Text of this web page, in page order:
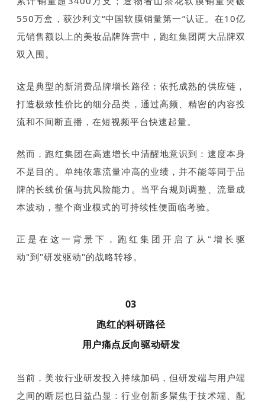
550万盒，获沙利文“中国软膜销量第一”认证。在10亿
元销售额以上的美妆品牌阵营中，跑红集团两大品牌双
双入围。
这是典型的新消费品牌增长路径：依托成熟的供应链，
打造极致性价比的细分品类，通过高频、精密的内容投
流和不间断直播，在短视频平台快速起量。
然而，跑红集团在高速增长中清醒地意识到：速度本身
不是目的。单纯依靠流量冲高的业绩，并不能等同于品
牌的长线价值与抗风险能力。当平台规则调整、流量成
本波动，整个商业模式的可持续性便面临考验。
正是在这一背景下，跑红集团开启了从"增长驱
动"到"研发驱动"的战略转移。
03
跑红的科研路径
用户痛点反向驱动研发
当前，美妆行业研发投入持续加码，但研发端与用户端
之间的断层也日益凸显：行业创新多聚焦于技术端、配